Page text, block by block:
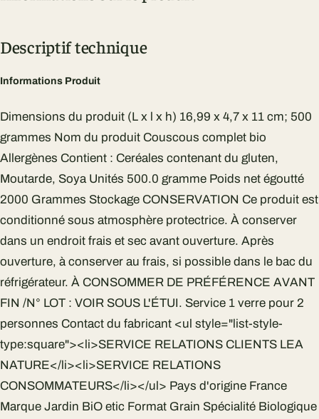
Descriptif technique
Informations Produit
Dimensions du produit (L x l x h) ‎16,99 x 4,7 x 11 cm; 500
grammes Nom du produit ‎Couscous complet bio
Allergènes ‎Contient : Ceréales contenant du gluten,
Moutarde, Soya Unités ‎500.0 gramme Poids net égoutté
‎2000 Grammes Stockage ‎CONSERVATION Ce produit est
conditionné sous atmosphère protectrice. À conserver
dans un endroit frais et sec avant ouverture. Après
ouverture, à conserver au frais, si possible dans le bac du
réfrigérateur. À CONSOMMER DE PRÉFÉRENCE AVANT
FIN /N° LOT : VOIR SOUS L'ÉTUI. Service ‎1 verre pour 2
personnes Contact du fabricant ‎<ul style="list-style-
type:square"><li>SERVICE RELATIONS CLIENTS LEA
NATURE</li><li>SERVICE RELATIONS
CONSOMMATEURS</li></ul> Pays d'origine ‎France
Marque ‎Jardin BiO etic Format ‎Grain Spécialité ‎Biologique